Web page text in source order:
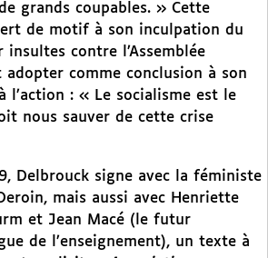
grands coupables. » Cette
de motif à son inculpation du
contre l’Assemblée
adopter comme conclusion à son
l’action : « Le socialisme est le
nous sauver de cette crise
Delbrouck signe avec la féministe
mais aussi avec Henriette
et Jean Macé (le futur
de l’enseignement), un texte à